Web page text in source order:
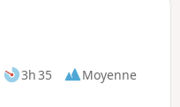
3h 35
Moyenne